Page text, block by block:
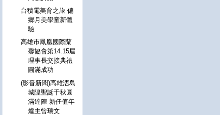
台積電美育之旅 偏
鄉月美學童新體
驗
高雄市鳳凰國際蘭
馨協會第14.15屆
理事長交接典禮
圓滿成功
(影音新聞)高雄浯島
城隍聖誕千秋圓
滿達陣 新任值年
爐主曾瑞文